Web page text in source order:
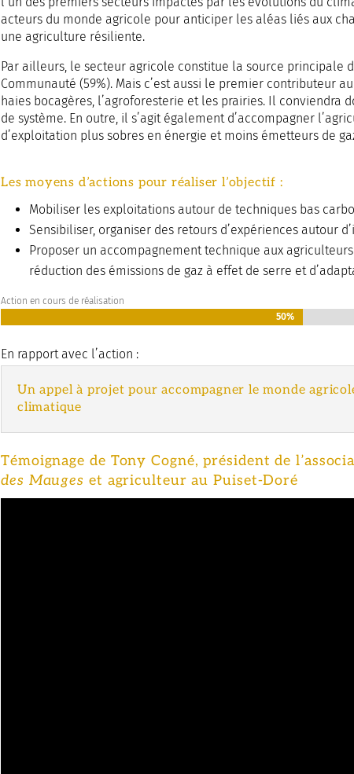
acteurs du monde agricole pour anticiper les aléas liés aux
une agriculture résiliente.
Par ailleurs, le secteur agricole constitue la source principale
Communauté (59%). Mais c’est aussi le premier contributeur
haies bocagères, l’agroforesterie et les prairies. Il conviendra
de système. En outre, il s’agit également d’accompagner
d’exploitation plus sobres en énergie et moins émetteurs de
Les moyens d’actions pour réaliser l’objectif :
Mobiliser les exploitations autour de techniques bas
Sensibiliser, organiser des retours d’expériences autour
Proposer un accompagnement technique aux
réduction des émissions de gaz à effet de serre et
Action en cours de réalisation
50%
50%
En rapport avec l’action :
Un appel à projet pour accompagner le monde
climatique
Témoignage de Tony Cogné, président de
des Mauges et agriculteur au Puiset-Doré